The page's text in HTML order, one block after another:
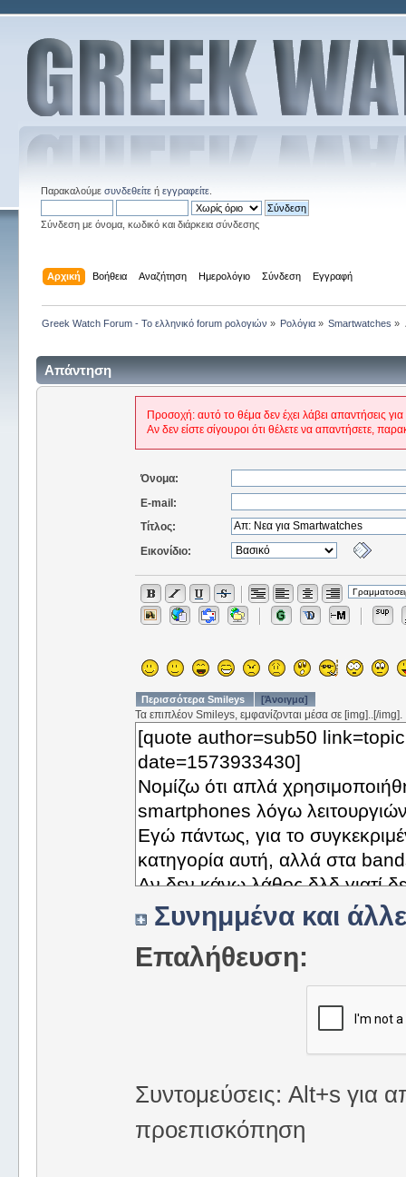
Παρακαλούμε συνδεθείτεή εγγραφείτε.
Σύνδεση με όνομα, κωδικό και διάρκεια σύνδεσης
Αρχική Βοήθεια Αναζήτηση Ημερολόγιο Σύνδεση Εγγραφή
Greek Watch Forum - Το ελληνικό forum ρολογιών » Ρολόγια » Smartwatches »
Απάντηση
Προσοχή: αυτό το θέμα δεν έχει λάβει απαντήσεις
Αν δεν είστε σίγουροι ότι θέλετε να απαντήσετε,
Όνομα:
E-mail:
Τίτλος:
Εικονίδιο:
Περισσότερα Smileys [Άνοιγμα]
Τα επιπλέον Smileys, εμφανίζονται μέσα σε [img]..[/img].
Συνημμένα και
Επαλήθευση:
Συντομεύσεις: Alt+s για
προεπισκόπηση